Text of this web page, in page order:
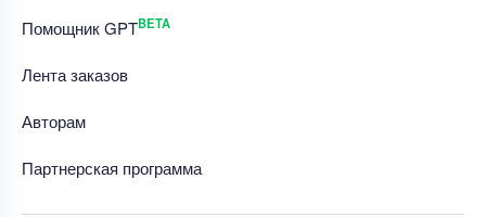
Помощник GPTBETA
Лента заказов
Авторам
Партнерская программа